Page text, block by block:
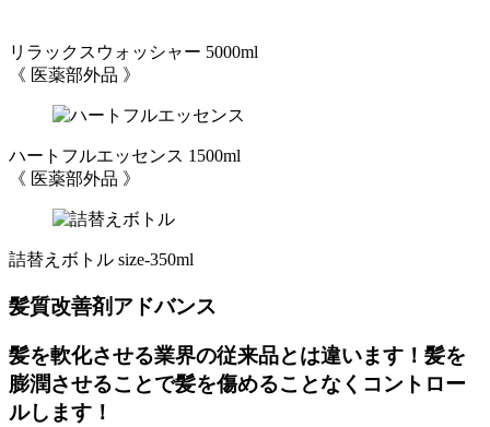
リラックスウォッシャー 5000ml
《 医薬部外品 》
ハートフルエッセンス 1500ml
《 医薬部外品 》
詰替えボトル size-350ml
髪質改善剤アドバンス
髪を軟化させる業界の従来品とは違います！髪を
膨潤させることで髪を傷めることなくコントロー
ルします！